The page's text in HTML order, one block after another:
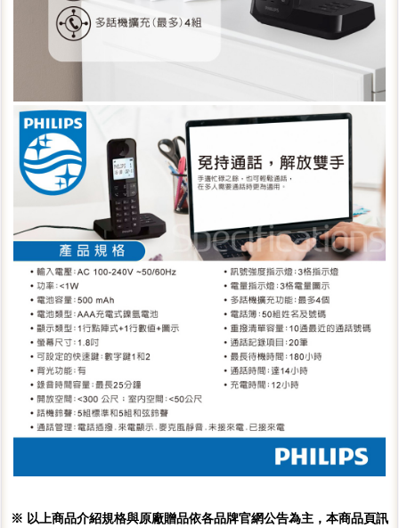
※ 以上商品介紹規格與原廠贈品依各品牌官網公告為主，本商品頁訊